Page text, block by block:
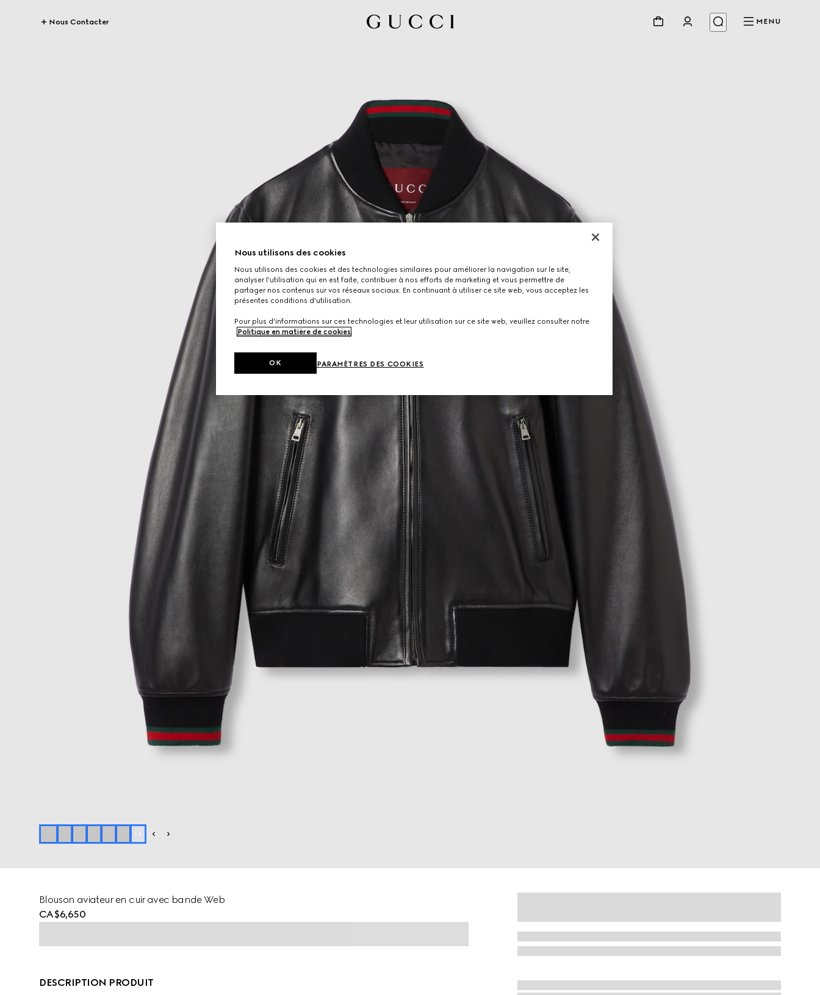
Nous Contacter MENU
+ 3
Blouson aviateur en cuir avec bande Web
CA$6,650
DESCRIPTION PRODUIT
Nous utilisons des cookies
Nous utilisons des cookies et des technologies similaires pour améliorer la navigation sur le site,
analyser l'utilisation qui en est faite, contribuer à nos efforts de marketing et vous permettre de
partager nos contenus sur vos réseaux sociaux. En continuant à utiliser ce site web, vous acceptez les
présentes conditions d'utilisation.
Pour plus d'informations sur ces technologies et leur utilisation sur ce site web, veuillez consulter notre
Politique en matière de cookies.
PARAMÈTRES DES COOKIES
OK